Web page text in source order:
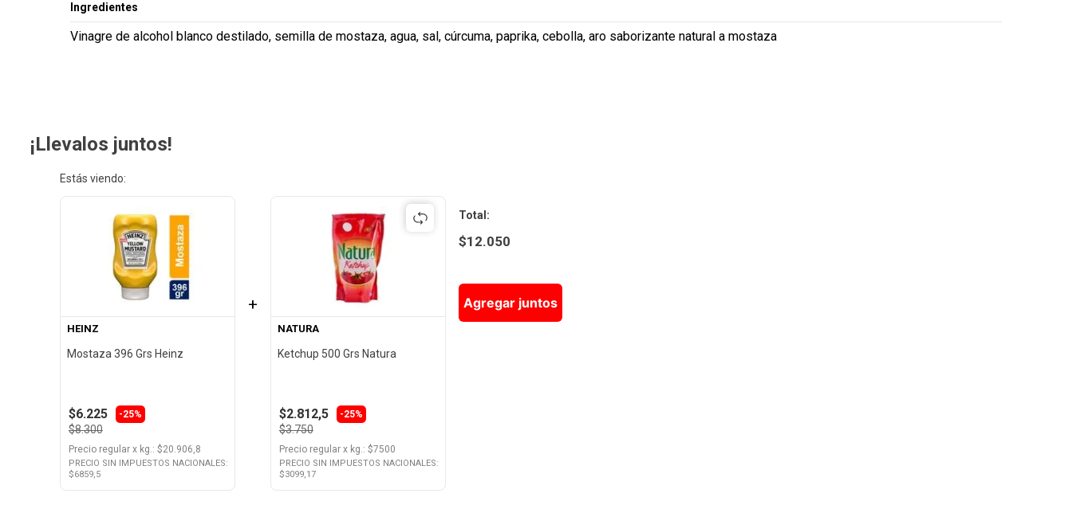
Ingredientes
Vinagre de alcohol blanco destilado, semilla de mostaza, agua, sal, cúrcuma, paprika, cebolla, aro saborizante natural a mostaza
¡Llevalos juntos!
Estás viendo:
HEINZ
Mostaza 396 Grs Heinz
$6.225 -25%
$8.300
Precio regularx kg.: $20.906,8
PRECIO SIN IMPUESTOS NACIONALES:
$6859,5
+
NATURA
Ketchup 500 Grs Natura
$2.812,5 -25%
$3.750
Precio regularx kg.: $7500
PRECIO SIN IMPUESTOS NACIONALES:
$3099,17
Total :
$12.050
Agregar juntos